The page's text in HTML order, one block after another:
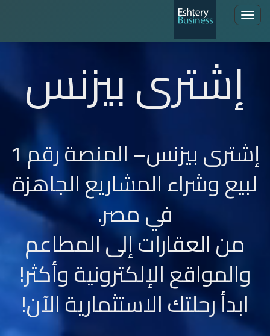
Toggle
navigation
إشترى بيزنس
إشترى بيزنس– المنصة رقم 1
لبيع وشراء المشاريع الجاهزة
في مصر.
من العقارات إلى المطاعم
والمواقع الإلكترونية وأكثر!
ابدأ رحلتك الاستثمارية الآن!